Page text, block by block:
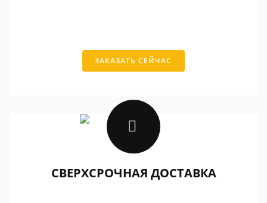
ЗАКАЗАТЬ СЕЙЧАС
СВЕРХСРОЧНАЯ ДОСТАВКА